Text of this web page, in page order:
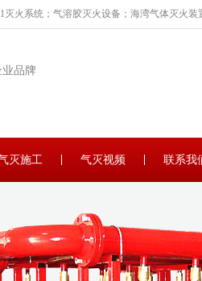
火系统；气溶胶灭火设备；海湾气体灭火装
品牌
灭施工 气灭视频 联系我